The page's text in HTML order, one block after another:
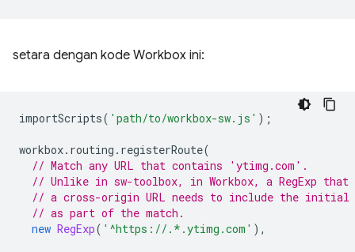
setara dengan kode Workbox ini:
importScripts( 'path/to/workbox-sw.js' );
workbox. routing . registerRoute(
// Match any URL that contains 'ytimg.com'.
// Unlike in sw-toolbox, in Workbox, a RegExp that
// a cross-origin URL needs to include the
// as part of the match.
new RegExp( '^https://.*.ytimg.com' ),